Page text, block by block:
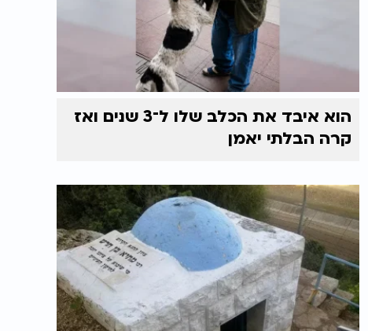
הוא איבד את הכלב שלו ל־3 שנים ואז
קרה הבלתי יאמן